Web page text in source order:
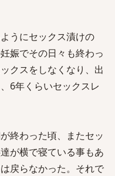
うにセックス漬けの
娠でその日々も終わっ
クスをしなくなり、出
6年くらいセックスレ
終わった頃、またセッ
が横で寝ている事もあ
戻らなかった。それで